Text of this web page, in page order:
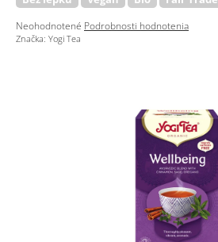
Priemerné
hodnotenie
Neohodnotené Podrobnosti hodnotenia
Značka: Yogi Tea